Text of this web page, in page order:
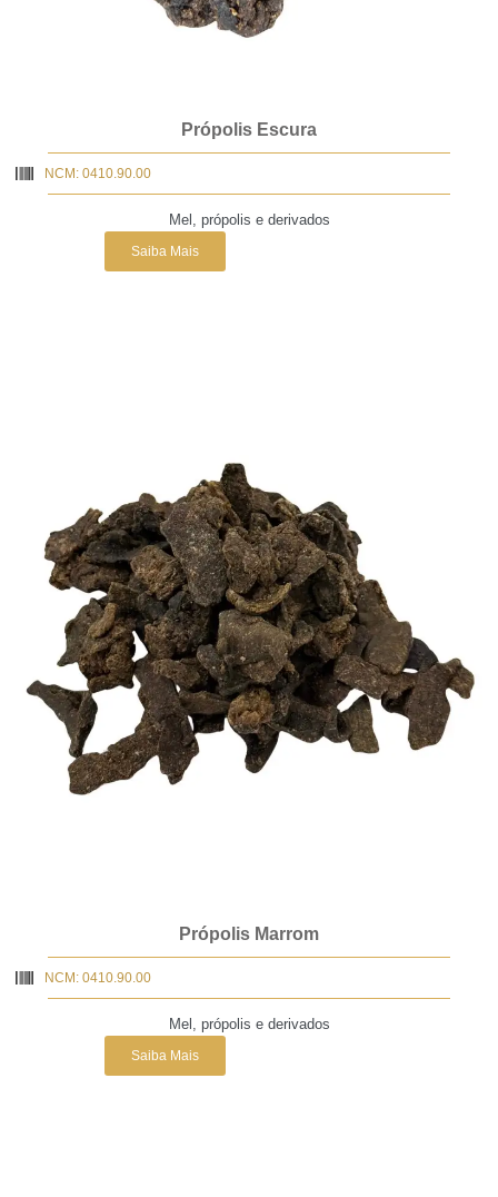
Própolis Escura
NCM: 0410.90.00
Mel, própolis e derivados
Saiba Mais
Própolis Marrom
NCM: 0410.90.00
Mel, própolis e derivados
Saiba Mais